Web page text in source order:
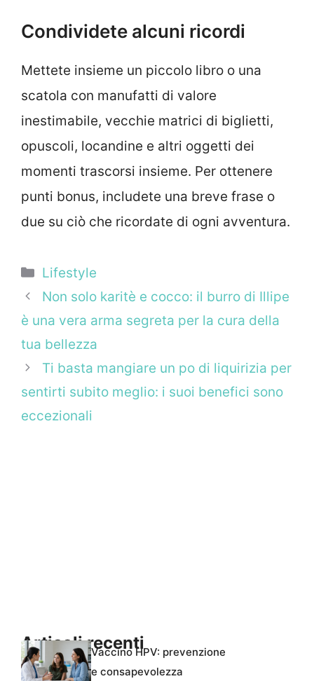
Condividete alcuni ricordi
Mettete insieme un piccolo libro o una
scatola con manufatti di valore
inestimabile, vecchie matrici di biglietti,
opuscoli, locandine e altri oggetti dei
momenti trascorsi insieme. Per ottenere
punti bonus, includete una breve frase o
due su ciò che ricordate di ogni avventura.
Categorie
Lifestyle
Non solo karitè e cocco: il burro di Illipe
è una vera arma segreta per la cura della
tua bellezza
Ti basta mangiare un po di liquirizia per
sentirti subito meglio: i suoi benefici sono
eccezionali
Articoli recentiVaccino HPV: prevenzione
e consapevolezza